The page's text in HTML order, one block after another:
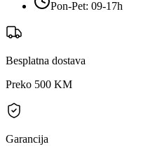
Pon-Pet: 09-17h
Besplatna dostava
Preko 500 KM
Garancija